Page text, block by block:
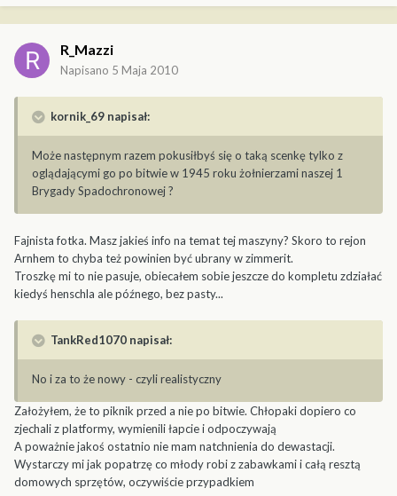
R_Mazzi
Napisano 5 Maja 2010
kornik_69 napisał:
Może następnym razem pokusiłbyś się o taką scenkę tylko z
oglądającymi go po bitwie w 1945 roku żołnierzami naszej 1
Brygady Spadochronowej ?
Fajnista fotka. Masz jakieś info na temat tej maszyny? Skoro to rejon
Arnhem to chyba też powinien być ubrany w zimmerit.
Troszkę mi to nie pasuje, obiecałem sobie jeszcze do kompletu zdziałać
kiedyś henschla ale późnego, bez pasty...
TankRed1070 napisał:
No i za to że nowy - czyli realistyczny
Założyłem, że to piknik przed a nie po bitwie. Chłopaki dopiero co
zjechali z platformy, wymienili łapcie i odpoczywają
A poważnie jakoś ostatnio nie mam natchnienia do dewastacji.
Wystarczy mi jak popatrzę co młody robi z zabawkami i całą resztą
domowych sprzętów, oczywiście przypadkiem